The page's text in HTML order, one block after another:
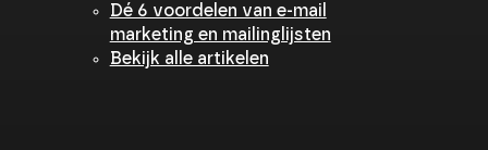
Dé 6 voordelen van e-mail
marketing en mailinglijsten
Bekijk alle artikelen